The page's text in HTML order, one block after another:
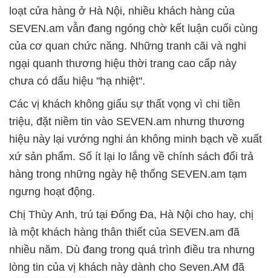
loạt cửa hàng ở Hà Nội, nhiều khách hàng của
SEVEN.am vẫn đang ngóng chờ kết luận cuối cùng
của cơ quan chức năng. Những tranh cãi và nghi
ngại quanh thương hiệu thời trang cao cấp này
chưa có dấu hiệu "hạ nhiệt".
Các vị khách không giấu sự thất vọng vì chi tiền
triệu, đặt niềm tin vào SEVEN.am nhưng thương
hiệu này lại vướng nghi án không minh bạch về xuất
xứ sản phẩm. Số ít lại lo lắng về chính sách đổi trả
hàng trong những ngày hệ thống SEVEN.am tạm
ngưng hoạt động.
Chị Thùy Anh, trú tại Đống Đa, Hà Nội cho hay, chị
là một khách hàng thân thiết của SEVEN.am đã
nhiều năm. Dù đang trong quá trình điều tra nhưng
lòng tin của vị khách này dành cho Seven.AM đã